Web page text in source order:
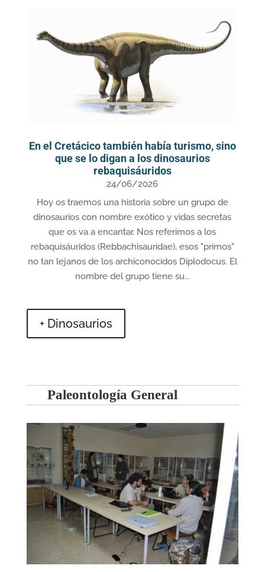
En el Cretácico también había turismo, sino
que se lo digan a los dinosaurios
rebaquisáuridos
24/06/2026
Hoy os traemos una historia sobre un grupo de
dinosaurios con nombre exótico y vidas secretas
que os va a encantar. Nos referimos a los
rebaquisáuridos (Rebbachisauridae), esos "primos"
no tan lejanos de los archiconocidos Diplodocus. El
nombre del grupo tiene su...
+ Dinosaurios
Paleontología General